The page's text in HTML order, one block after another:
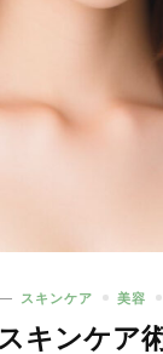
スキンケア 美容
キンケア